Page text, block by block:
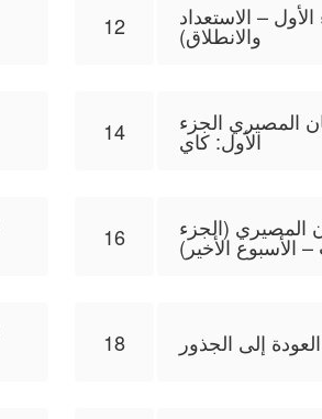
12 – الاستعداد
والانطلاق)
14 المصيري الجزء
الأول: كاي
16 المصيري (الجزء
– الأسبوع الأخير)
18 إلى الجذور